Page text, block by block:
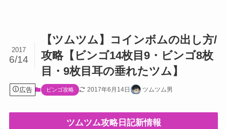
【ツムツム】コインボムの出し方/
攻略【ビンゴ14枚目9・ビンゴ8枚
目・9枚目耳の垂れたツム】
2017
6/14
広告 ビンゴ攻略 2017年6月14日 ツムツム男
ツムツム攻略日記新情報